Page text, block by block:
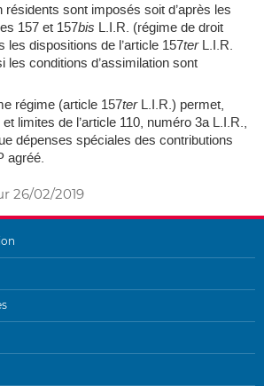
sont imposés soit d’après les
157 et 157bis L.I.R. (régime de droit
les dispositions de l’article 157terL.I.R.
les conditions d’assimilation sont
régime (article 157terL.I.R.) permet,
limites de l’article 110, numéro 3a L.I.R.,
dépenses spéciales des contributions
agréé.
26/02/2019